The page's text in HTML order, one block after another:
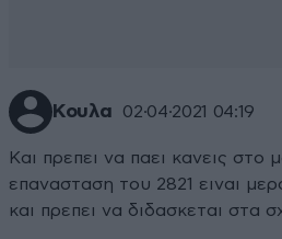
Κουλα 02·04·2021 04:19
Και πρεπει να παει κανεις στο
επανασταση του 2821 ειναι
και πρεπει να διδασκεται στα